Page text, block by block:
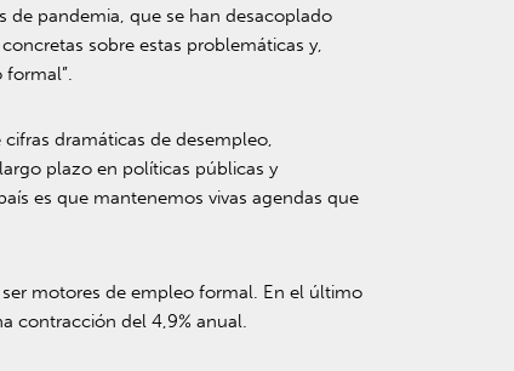
de pandemia, que se han desacoplado
sobre estas problemáticas y,
dramáticas de desempleo,
plazo en políticas públicas y
es que mantenemos vivas agendas que
ser motores de empleo formal. En el último
contracción del 4,9% anual.